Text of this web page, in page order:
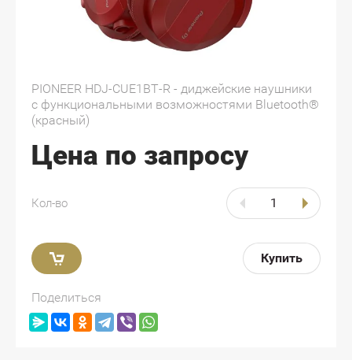
PIONEER HDJ-CUE1BT-R - диджейские наушники
с функциональными возможностями Bluetooth®
(красный)
Цена по запросу
Кол-во
Купить
Поделиться